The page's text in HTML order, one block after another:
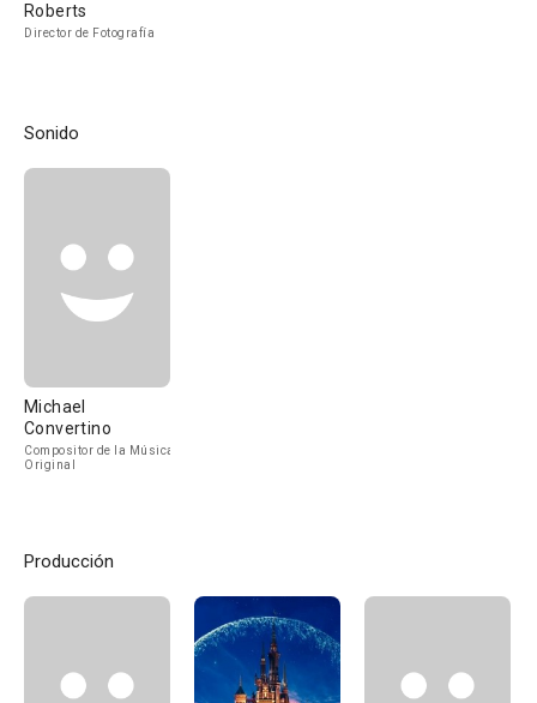
Roberts
Director de Fotografía
Sonido
Michael
Convertino
Compositor de la Música
Original
Producción